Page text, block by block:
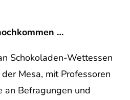
…
Schokoladen-Wettessen
Mesa, mit Professoren
an Befragungen und